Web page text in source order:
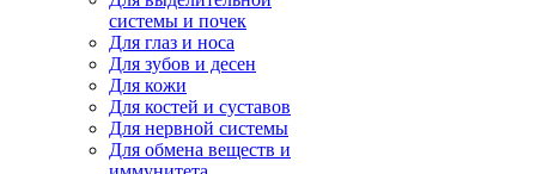
системы и почек
Для глаз и носа
Для зубов и десен
Для кожи
Для костей и суставов
Для нервной системы
Для обмена веществ и